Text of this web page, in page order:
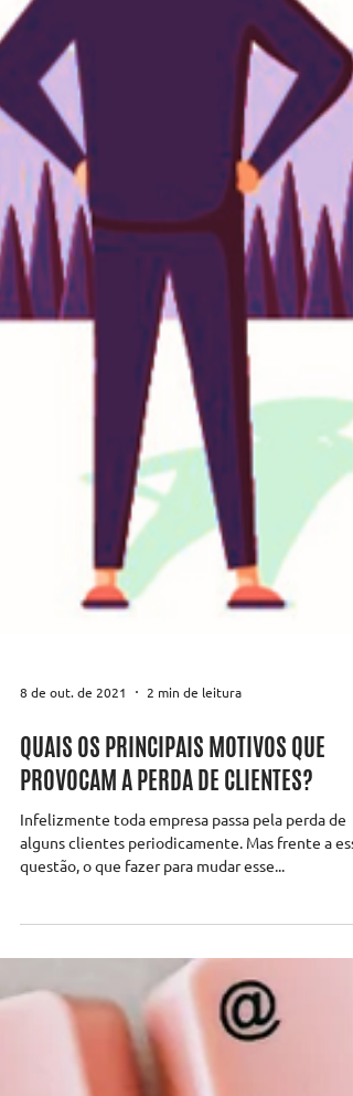
8 de out. de 2021 2 min de leitura
QUAIS OS PRINCIPAIS MOTIVOS QUE
PROVOCAM A PERDA DE CLIENTES?
alguns clientes periodicamente. Mas frente a